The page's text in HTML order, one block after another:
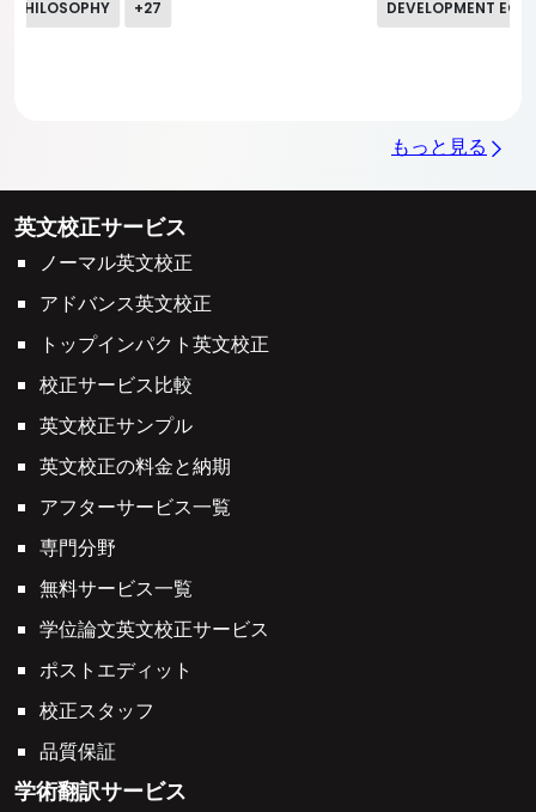
DEVELOPMENT ECONOMICS
もっと見る
英文校正サービス
ノーマル英文校正
アドバンス英文校正
トップインパクト英文校正
校正サービス比較
英文校正サンプル
英文校正の料金と納期
アフターサービス一覧
専門分野
無料サービス一覧
学位論文英文校正サービス
ポストエディット
校正スタッフ
品質保証
学術翻訳サービス